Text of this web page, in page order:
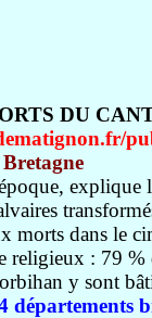
DU
explique
morts dans le
religieux : 79
y sont
départements